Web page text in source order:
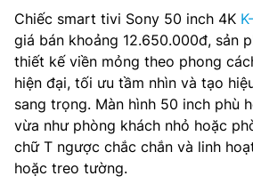
Chiếc smart tivi Sony 50 inch 4K
giá bán khoảng 12.650.000đ, sản
thiết kế viền mỏng theo phong
hiện đại, tối ưu tầm nhìn và tạo
sang trọng. Màn hình 50 inch phù
vừa như phòng khách nhỏ hoặc
chữ T ngược chắc chắn và linh
hoặc treo tường.